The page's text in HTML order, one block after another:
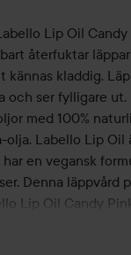
Lip Oil Candy
återfuktar
kännas kladdig.
och ser fylligare ut.
med 100%
olja. Labello Lip Oil
en vegansk
Denna läppvård
Lip Oil Candy
läppar! Labello
naturliga och